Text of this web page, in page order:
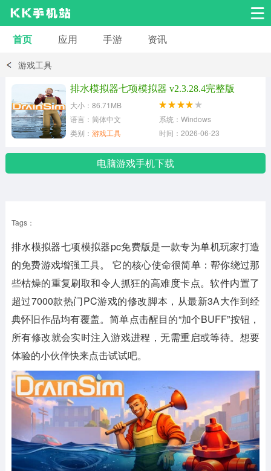
安卓应用
小说漫画
安卓其它
首页 应用 手游 资讯
游戏工具
排水模拟器七项模拟器 v2.3.28.4完整版
大小：86.71MB
语言：简体中文
系统：Windows
类别： 游戏工具 时间：2026-06-23
电脑游戏手机下载
Tags：
排水模拟器七项模拟器pc免费版是一款专为单机玩家打造
的免费游戏增强工具。 它的核心使命很简单：帮你绕过那
些枯燥的重复刷取和令人抓狂的高难度卡点。软件内置了
超过7000款热门PC游戏的修改脚本，从最新3A大作到经
典怀旧作品均有覆盖。简单点击醒目的“加个BUFF”按钮，
所有修改就会实时注入游戏进程，无需重启或等待。想要
体验的小伙伴快来点击试试吧。